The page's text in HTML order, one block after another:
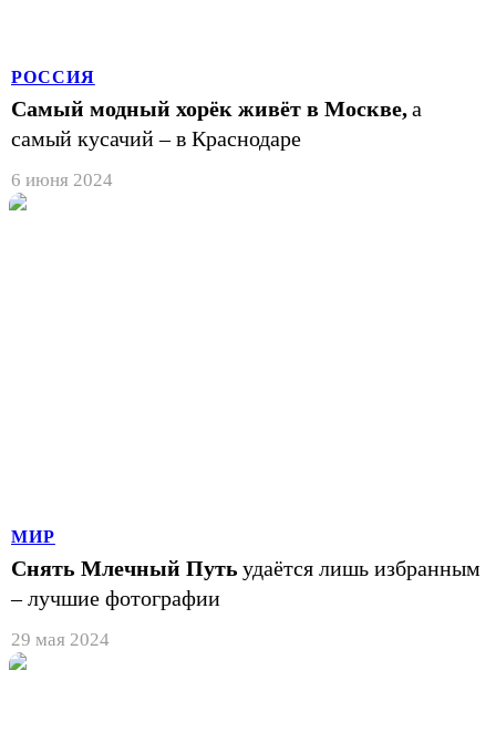
РОССИЯ
Самый модный хорёк живёт в Москве,а
самый кусачий – в Краснодаре
6 июня 2024
МИР
Снять Млечный Путь удаётся лишь избранным
– лучшие фотографии
29 мая 2024